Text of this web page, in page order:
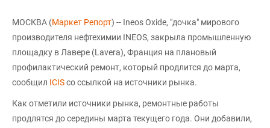
МОСКВА (Маркет Репорт) -- Ineos Oxide, "дочка" мирового
производителя нефтехимии INEOS, закрыла промышленную
площадку в Лавере (Lavera), Франция на плановый
профилактический ремонт, который продлится до марта,
сообщил ICISсо ссылкой на источники рынка.
Как отметили источники рынка, ремонтные работы
продлятся до середины марта текущего года. Они добавили,